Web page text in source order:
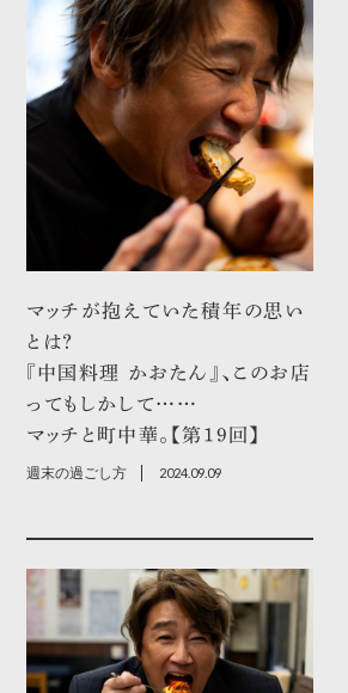
マッチが抱えていた積年の思い
とは？
『中国料理 かおたん』、このお店
ってもしかして……
マッチと町中華。【第19回】
週末の過ごし方 2024.09.09